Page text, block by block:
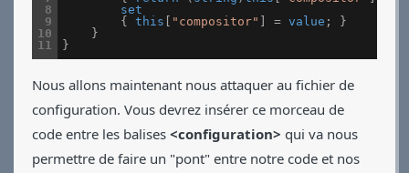
8
9
10
11
set
{
this "compositor" = value ;
}
}
}
Nous allons maintenant nous attaquer au fichier de
configuration. Vous devrez insérer ce morceau de
code entre les balises <configuration> qui va nous
permettre de faire un "pont" entre notre code et nos